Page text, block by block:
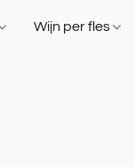
Wijn per fles